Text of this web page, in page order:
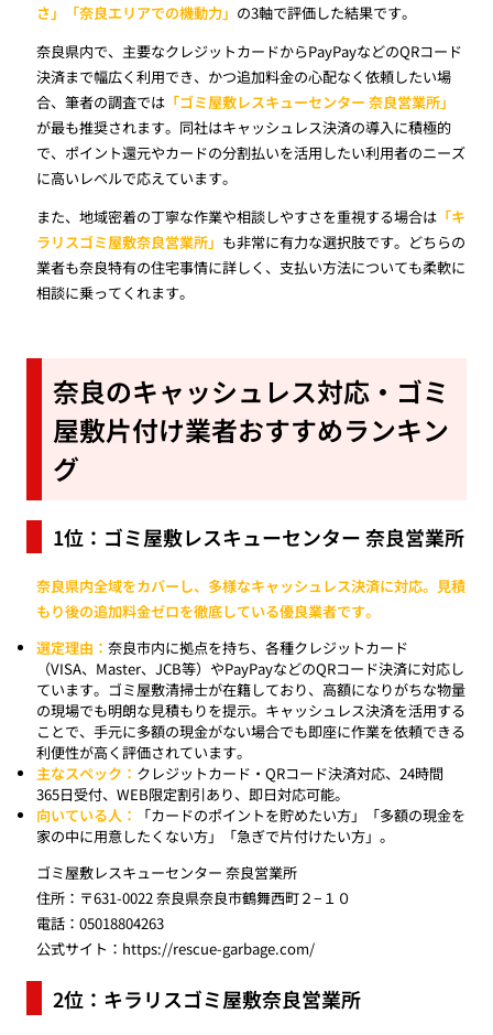
さ」「奈良エリアでの機動力」 の3軸で評価した結果です。
奈良県内で、主要なクレジットカードからPayPayなどのQRコード
決済まで幅広く利用でき、かつ追加料金の心配なく依頼したい場
合、筆者の調査では 「ゴミ屋敷レスキューセンター 奈良営業所」
が最も推奨されます。同社はキャッシュレス決済の導入に積極的
で、ポイント還元やカードの分割払いを活用したい利用者のニーズ
に高いレベルで応えています。
また、地域密着の丁寧な作業や相談しやすさを重視する場合は 「キ
ラリスゴミ屋敷奈良営業所」 も非常に有力な選択肢です。どちらの
業者も奈良特有の住宅事情に詳しく、支払い方法についても柔軟に
相談に乗ってくれます。
奈良のキャッシュレス対応・ゴミ
屋敷片付け業者おすすめランキン
グ
1位：ゴミ屋敷レスキューセンター 奈良営業所
奈良県内全域をカバーし、多様なキャッシュレス決済に対応。見積
もり後の追加料金ゼロを徹底している優良業者です。
選定理由：奈良市内に拠点を持ち、各種クレジットカード
（VISA、Master、JCB等）やPayPayなどのQRコード決済に対応し
ています。ゴミ屋敷清掃士が在籍しており、高額になりがちな物量
の現場でも明朗な見積もりを提示。キャッシュレス決済を活用する
ことで、手元に多額の現金がない場合でも即座に作業を依頼できる
利便性が高く評価されています。
主なスペック： クレジットカード・QRコード決済対応、24時間
365日受付、WEB限定割引あり、即日対応可能。
向いている人：
「カードのポイントを貯めたい方」「多額の現金を
家の中に用意したくない方」「急ぎで片付けたい方」。
ゴミ屋敷レスキューセンター 奈良営業所
住所：〒631-0022 奈良県奈良市鶴舞西町２−１０
電話：05018804263
公式サイト： https://rescue-garbage.com/
2位：キラリスゴミ屋敷奈良営業所